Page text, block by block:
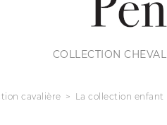
COLLECTION CHEVAL
cavalière La collection enfant